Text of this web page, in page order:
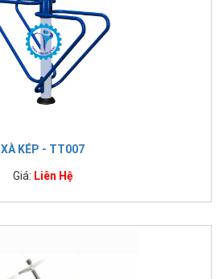
XÀ KÉP - TT007
Giá: Liên Hệ